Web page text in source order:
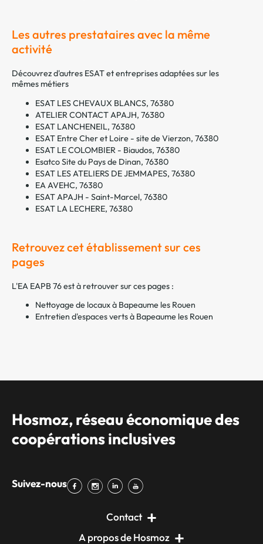
Les autres prestataires avec la même
activité
Découvrez d'autres ESAT et entreprises adaptées sur les
mêmes métiers
ESAT LES CHEVAUX BLANCS, 76380
ATELIER CONTACT APAJH, 76380
ESAT LANCHENEIL, 76380
ESAT Entre Cher et Loire - site de Vierzon, 76380
ESAT LE COLOMBIER - Biaudos, 76380
Esatco Site du Pays de Dinan, 76380
ESAT LES ATELIERS DE JEMMAPES, 76380
EA AVEHC, 76380
ESAT APAJH - Saint-Marcel, 76380
ESAT LA LECHERE, 76380
Retrouvez cet établissement sur ces
pages
L'EA EAPB 76 est à retrouver sur ces pages :
Nettoyage de locaux à Bapeaume les Rouen
Entretien d'espaces verts à Bapeaume les Rouen
Hosmoz, réseau économique des
coopérations inclusives
Suivez-nous
Contact
A propos de Hosmoz